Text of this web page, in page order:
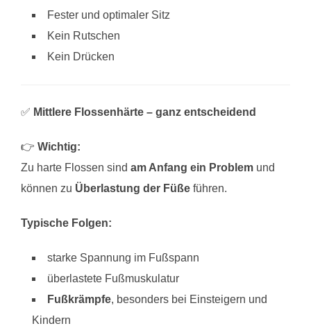
Fester und optimaler Sitz
Kein Rutschen
Kein Drücken
✅ Mittlere Flossenhärte – ganz entscheidend
👉 Wichtig:
Zu harte Flossen sind am Anfang ein Problem und
können zu Überlastung der Füße führen.
Typische Folgen:
starke Spannung im Fußspann
überlastete Fußmuskulatur
Fußkrämpfe, besonders bei Einsteigern und
Kindern